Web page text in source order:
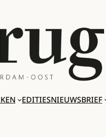
EDITIESNIEUWSBRIEF